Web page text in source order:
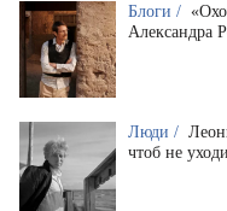
Блоги /
Александра
Люди /
чтоб не